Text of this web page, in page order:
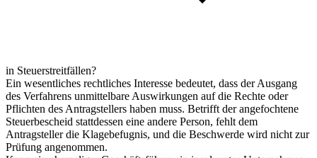
in Steuerstreitfällen?
Ein wesentliches rechtliches Interesse bedeutet, dass der Ausgang
des Verfahrens unmittelbare Auswirkungen auf die Rechte oder
Pflichten des Antragstellers haben muss. Betrifft der angefochtene
Steuerbescheid stattdessen eine andere Person, fehlt dem
Antragsteller die Klagebefugnis, und die Beschwerde wird nicht zur
Prüfung angenommen.